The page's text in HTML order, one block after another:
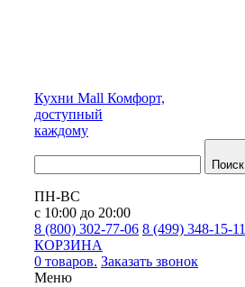
Кухни Mall Комфорт,
доступный
каждому
Поиск
ПН-ВС
с 10:00 до 20:00
8 (800) 302-77-06 8 (499) 348-15-11
КОРЗИНА
0 товаров. Заказать звонок
Меню